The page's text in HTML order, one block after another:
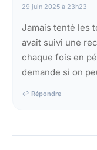
29 juin 2025 à 23h23
Jamais tenté les
avait suivi une
chaque fois en
demande si on
↩ Répondre